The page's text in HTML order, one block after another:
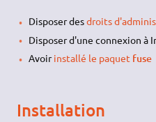
Disposer desdroits
Disposer d'une connexion
Avoirinstallé le paquet fuse
Installation